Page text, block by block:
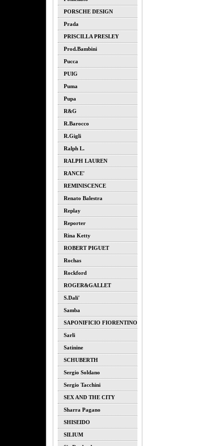
PORSCHE DESIGN
Prada
PRISCILLA PRESLEY
Prod.bambini
Pucca
PUIG
Puma
Pupa
R&G
R.barocco
R.gigli
Ralph L.
RALPH LAUREN
RANCE'
REMINISCENCE
Renato Balestra
Replay
Reporter
Rina Ketty
ROBERT PIGUET
Rochas
Rockford
ROGER&GALLET
S.dali'
Samba
SAPONIFICIO FIORENTINO
Sarli
Satinine
SCHUBERTH
Sergio Soldano
Sergio Tacchini
SEX AND THE CITY
Sharra Pagano
SHISEIDO
SILIUM